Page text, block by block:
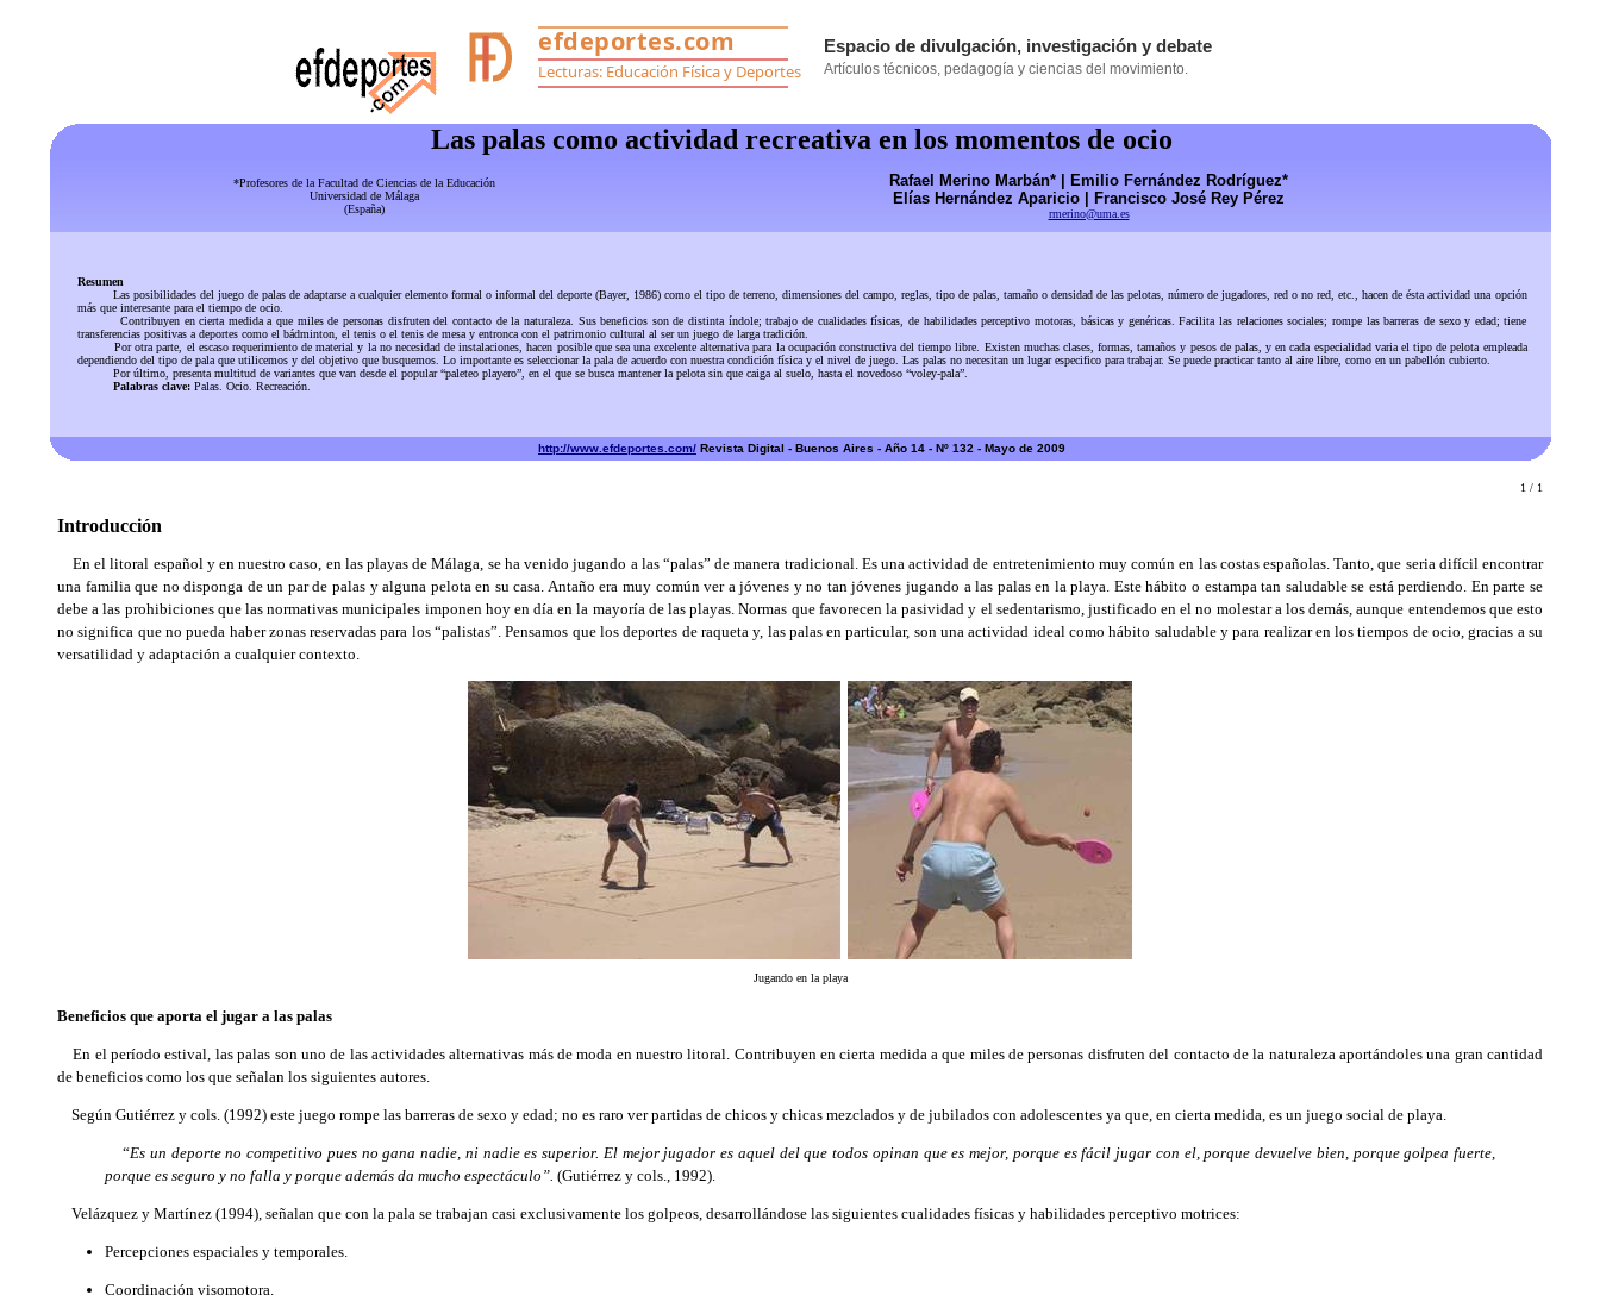
Las palas como actividad recreativa en los momentos de ocio
*Profesores de la Facultad de Ciencias de la Educación
Universidad de Málaga
(España)
Rafael Merino Marbán* | Emilio Fernández Rodríguez*
Elías Hernández Aparicio | Francisco José Rey Pérez
rmerino@uma.es
Resumen
Las posibilidades del juego de palas de adaptarse a cualquier elemento formal o informal del deporte (Bayer, 1986) como el tipo de terreno, dimensiones del campo, reglas, tipo de palas, tamaño o densidad de las pelotas, número de jugadores, red o no red, etc., hacen de ésta actividad una opción
más que interesante para el tiempo de ocio.
Contribuyen en cierta medida a que miles de personas disfruten del contacto de la naturaleza. Sus beneficios son de distinta índole; trabajo de cualidades físicas, de habilidades perceptivo motoras, básicas y genéricas. Facilita las relaciones sociales; rompe las barreras de sexo y edad; tiene
transferencias positivas a deportes como el bádminton, el tenis o el tenis de mesa y entronca con el patrimonio cultural al ser un juego de larga tradición.
Por otra parte, el escaso requerimiento de material y la no necesidad de instalaciones, hacen posible que sea una excelente alternativa para la ocupación constructiva del tiempo libre. Existen muchas clases, formas, tamaños y pesos de palas, y en cada especialidad varia el tipo de pelota empleada
dependiendo del tipo de pala que utilicemos y del objetivo que busquemos. Lo importante es seleccionar la pala de acuerdo con nuestra condición física y el nivel de juego. Las palas no necesitan un lugar especifico para trabajar. Se puede practicar tanto al aire libre, como en un pabellón cubierto.
Por último, presenta multitud de variantes que van desde el popular “paleteo playero”, en el que se busca mantener la pelota sin que caiga al suelo, hasta el novedoso “voley-pala”.
Palabras clave:Palas. Ocio. Recreación.
http://www.efdeportes.com/ Revista Digital - Buenos Aires - Año 14 - Nº 132 - Mayo de 2009
1 / 1
Introducción
En el litoral español y en nuestro caso, en las playas de Málaga, se ha venido jugando a las “palas” de manera tradicional. Es una actividad de entretenimiento muy común en las costas españolas. Tanto, que seria difícil encontrar
una familia que no disponga de un par de palas y alguna pelota en su casa. Antaño era muy común ver a jóvenes y no tan jóvenes jugando a las palas en la playa. Este hábito o estampa tan saludable se está perdiendo. En parte se
debe a las prohibiciones que las normativas municipales imponen hoy en día en la mayoría de las playas. Normas que favorecen la pasividad y el sedentarismo, justificado en el no molestar a los demás, aunque entendemos que esto
no significa que no pueda haber zonas reservadas para los “palistas”. Pensamos que los deportes de raqueta y, las palas en particular, son una actividad ideal como hábito saludable y para realizar en los tiempos de ocio, gracias a su
versatilidad y adaptación a cualquier contexto.
Jugando en la playa
Beneficios que aporta el jugar a las palas
En el período estival, las palas son uno de las actividades alternativas más de moda en nuestro litoral. Contribuyen en cierta medida a que miles de personas disfruten del contacto de la naturaleza aportándoles una gran cantidad
de beneficios como los que señalan los siguientes autores.
Según Gutiérrez y cols. (1992) este juego rompe las barreras de sexo y edad; no es raro ver partidas de chicos y chicas mezclados y de jubilados con adolescentes ya que, en cierta medida, es un juego social de playa.
“Es un deporte no competitivo pues no gana nadie, ni nadie es superior. El mejor jugador es aquel del que todos opinan que es mejor, porque es fácil jugar con el, porque devuelve bien, porque golpea fuerte,
porque es seguro y no falla y porque además da mucho espectáculo”. (Gutiérrez y cols., 1992).
Velázquez y Martínez (1994), señalan que con la pala se trabajan casi exclusivamente los golpeos, desarrollándose las siguientes cualidades físicas y habilidades perceptivo motrices:
Percepciones espaciales y temporales.
Coordinación visomotora.